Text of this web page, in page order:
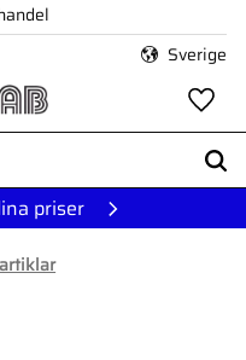
Sverige
priser